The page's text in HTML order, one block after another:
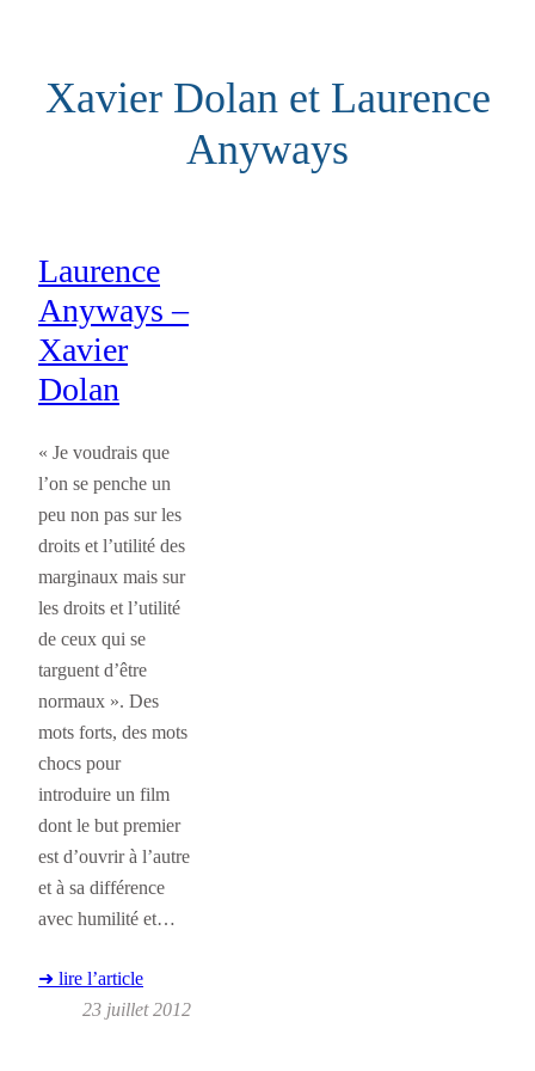
contenuXavier Dolan et Laurence
Anyways
Laurence
Anyways –
Xavier
Dolan
« Je voudrais que
l’on se penche un
peu non pas sur les
droits et l’utilité des
marginaux mais sur
les droits et l’utilité
de ceux qui se
targuent d’être
normaux ». Des
mots forts, des mots
chocs pour
introduire un film
dont le but premier
est d’ouvrir à l’autre
et à sa différence
avec humilité et…
➜ lire l’article
23 juillet 2012